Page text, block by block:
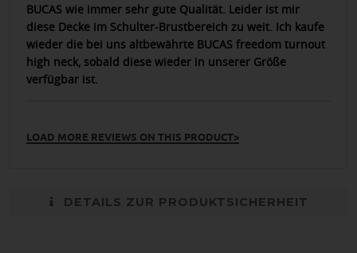
BUCAS wie immer sehr gute Qualität. Leider ist mir
diese Decke im Schulter-Brustbereich zu weit. Ich kaufe
wieder die bei uns altbewährte BUCAS freedom turnout
high neck, sobald diese wieder in unserer Größe
verfügbar ist.
LOAD MORE REVIEWS ON THIS PRODUCT>
DETAILS ZUR PRODUKTSICHERHEIT